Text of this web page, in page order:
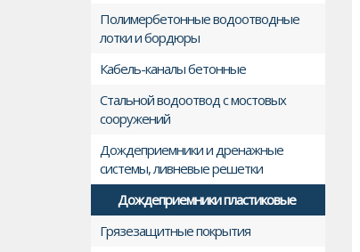
Полимербетонные водоотводные
лотки и бордюры
Кабель-каналы бетонные
Стальной водоотвод с мостовых
сооружений
Дождеприемники и дренажные
системы, ливневые решетки
Дождеприемники пластиковые
Грязезащитные покрытия